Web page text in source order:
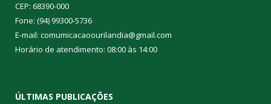
CEP: 68390-000
Fone: (94) 99300-5736
E-mail: comumicacaoourilandia@gmail.com
Horário de atendimento: 08:00 às 14:00
ÚLTIMAS PUBLICAÇÕES